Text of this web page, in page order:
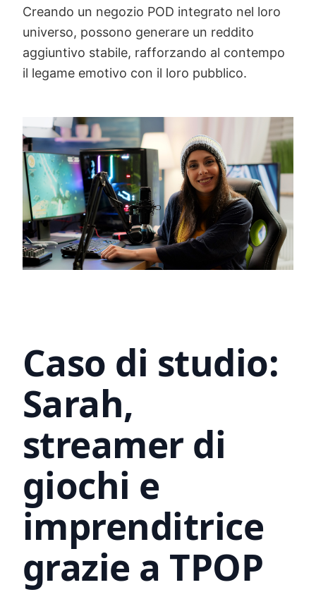
Creando un negozio POD integrato nel loro
universo, possono generare un reddito
aggiuntivo stabile, rafforzando al contempo
il legame emotivo con il loro pubblico.
Caso di studio:
Sarah,
streamer di
giochi e
imprenditrice
grazie a TPOP